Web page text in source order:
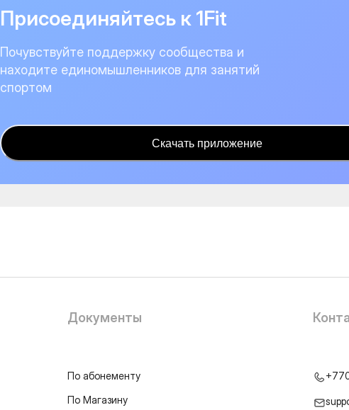
Присоединяйтесь к 1Fit
Почувствуйте поддержку сообщества и
находите единомышленников для занятий
спортом
Скачать приложение
Документы
По абонементу
По Магазину